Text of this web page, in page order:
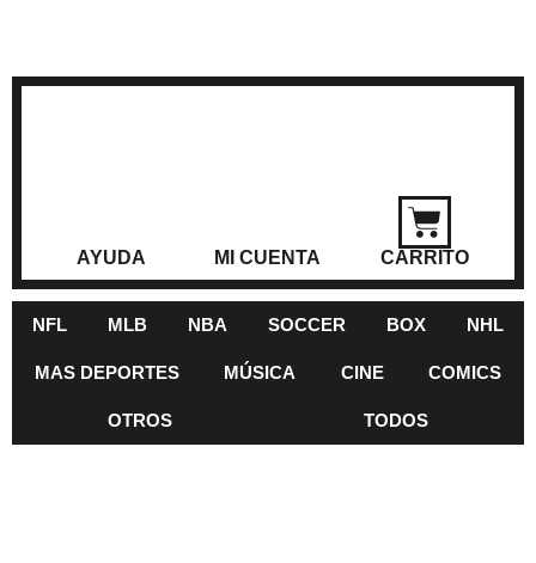
AYUDA MI CUENTA CARRITO
NFL MLB NBA SOCCER BOX NHL
MAS DEPORTES MÚSICA CINE COMICS
OTROS TODOS